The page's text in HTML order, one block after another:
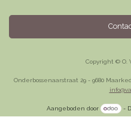
Copyright © O.
Onderbossenaarstraat 29 - 9680
Aangeboden door -